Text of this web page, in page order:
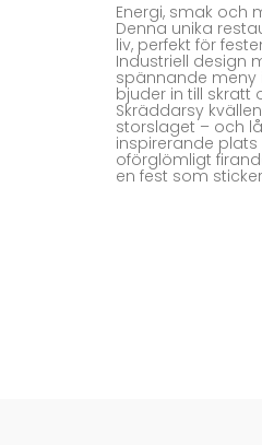
Energi, smak och
Denna unika
liv, perfekt för
Industriell design
spännande
bjuder in till skratt
Skräddarsy
storslaget – och
inspirerande plats
oförglömligt
en fest som